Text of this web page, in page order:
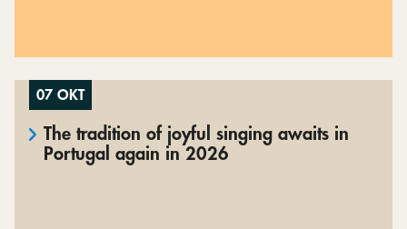
07 OKT
The tradition of joyful singing awaits in
Portugal again in 2026